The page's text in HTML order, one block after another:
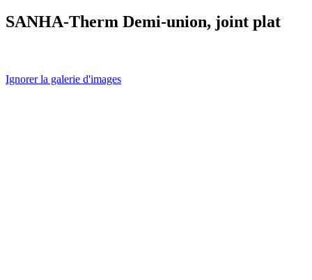
SANHA-Therm Demi-union, joint plat
Ignorer la galerie d'images